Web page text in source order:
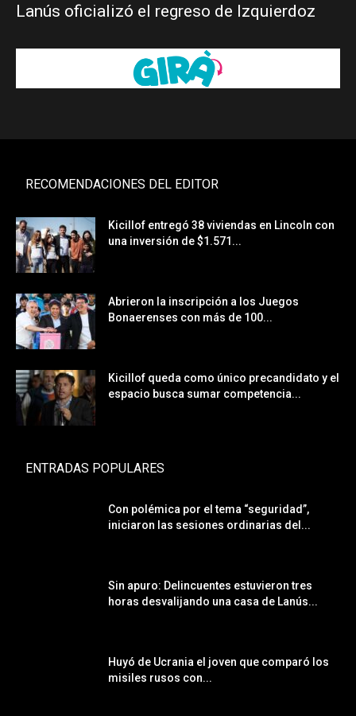
Lanús oficializó el regreso de Izquierdoz
RECOMENDACIONES DEL EDITOR
Kicillof entregó 38 viviendas en Lincoln con
una inversión de $1.571...
Abrieron la inscripción a los Juegos
Bonaerenses con más de 100...
Kicillof queda como único precandidato y el
espacio busca sumar competencia...
ENTRADAS POPULARES
Con polémica por el tema “seguridad”,
iniciaron las sesiones ordinarias del...
Sin apuro: Delincuentes estuvieron tres
horas desvalijando una casa de Lanús...
Huyó de Ucrania el joven que comparó los
misiles rusos con...